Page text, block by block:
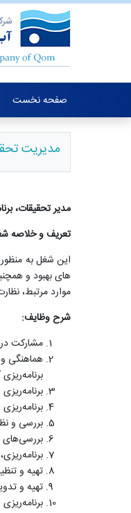
صفحه نخست
مدیریت
مدیر تحقیقات،
تعریف و خلاصه
این شغل به منظور
های بهبود و
موارد مرتبط،
شرح وظایف:
مشارکت
هماهنگی و
بررسی و
بررسی‌های
تهیه و
تهیه و